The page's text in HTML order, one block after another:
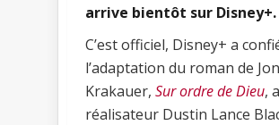
arrive bientôt sur Disney+.
C’est officiel, Disney+ a
l’adaptation du roman de Jon
Krakauer, Sur ordre de Dieu,
réalisateur Dustin Lance